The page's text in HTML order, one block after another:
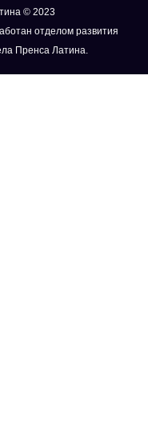
© 2023
отделом развития
Пренса Латина.